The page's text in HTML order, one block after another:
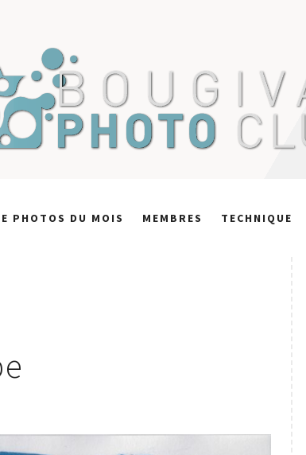
PHOTOS DU MOIS MEMBRES TECHNIQUE